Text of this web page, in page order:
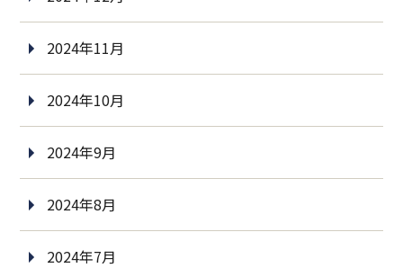
2024年11月
2024年10月
2024年9月
2024年8月
2024年7月